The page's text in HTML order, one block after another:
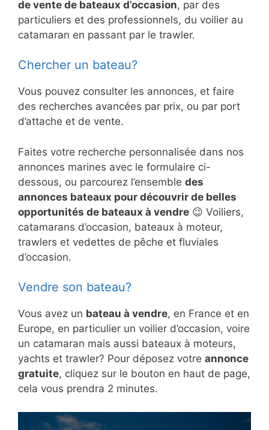
de vente de bateaux d’occasion, par des
particuliers et des professionnels, du voilier au
catamaran en passant par le trawler.
Chercher un bateau?
Vous pouvez consulter les annonces, et faire
des recherches avancées par prix, ou par port
d’attache et de vente.
Faites votre recherche personnalisée dans nos
annonces marines avec le formulaire ci-
dessous, ou parcourez l’ensemble des
annonces bateaux pour découvrir de belles
opportunités de bateaux à vendre 😉 Voiliers,
catamarans d’occasion, bateaux à moteur,
trawlers et vedettes de pêche et fluviales
d’occasion.
Vendre son bateau?
Vous avez un bateau à vendre, en France et en
Europe, en particulier un voilier d’occasion, voire
un catamaran mais aussi bateaux à moteurs,
yachts et trawler? Pour déposez votre annonce
gratuite, cliquez sur le bouton en haut de page,
cela vous prendra 2 minutes.